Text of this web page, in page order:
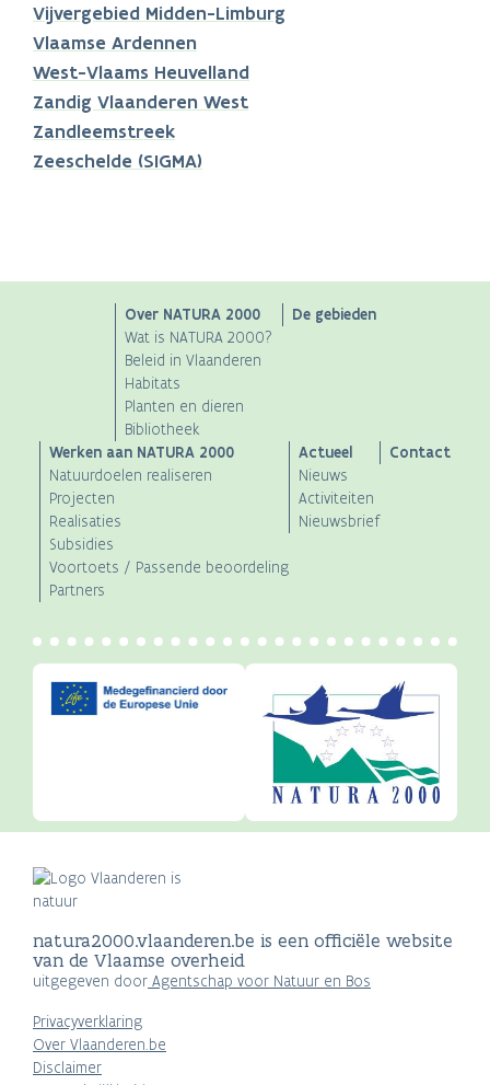
Vijvergebied Midden-Limburg
Vlaamse Ardennen
West-Vlaams Heuvelland
Zandig Vlaanderen West
Zandleemstreek
Zeeschelde (SIGMA)
navigation
Over NATURA 2000
Wat is NATURA 2000?
Beleid in Vlaanderen
Habitats
Planten en dieren
Bibliotheek
De gebieden
Werken aan NATURA 2000
Natuurdoelen realiseren
Projecten
Realisaties
Subsidies
Voortoets / Passende beoordeling
Partners
Actueel
Nieuws
Activiteiten
Nieuwsbrief
Contact
natura2000.vlaanderen.be is een officiële website
van de Vlaamse overheid
uitgegeven door Agentschap voor Natuur en Bos
Privacyverklaring
Over Vlaanderen.be
Disclaimer